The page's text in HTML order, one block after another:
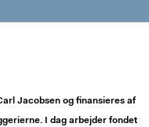
Jacobsen og finansieres af
I dag arbejder fondet